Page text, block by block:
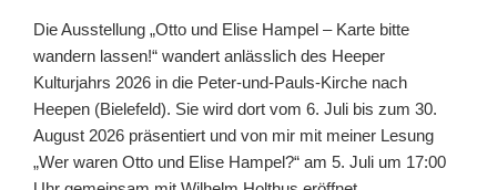
Die Ausstellung „Otto und Elise Hampel – Karte bitte
wandern lassen!“ wandert anlässlich des Heeper
Kulturjahrs 2026 in die Peter-und-Pauls-Kirche nach
Heepen (Bielefeld). Sie wird dort vom 6. Juli bis zum 30.
August 2026 präsentiert und von mir mit meiner Lesung
„Wer waren Otto und Elise Hampel?“ am 5. Juli um 17:00